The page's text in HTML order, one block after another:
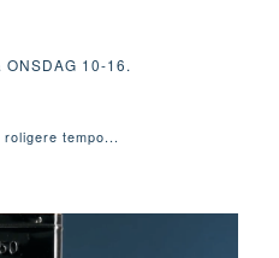
10-16.
tempo...